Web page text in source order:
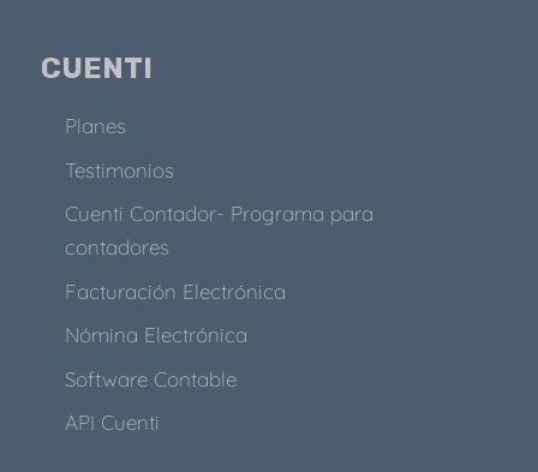
CUENTI
Planes
Testimonios
Cuenti Contador- Programa para
contadores
Facturación Electrónica
Nómina Electrónica
Software Contable
API Cuenti